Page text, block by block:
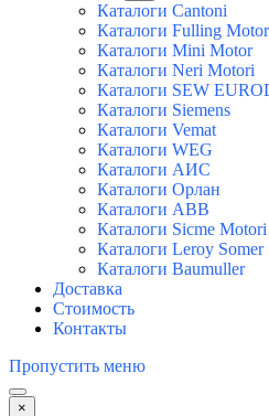
Каталоги Cantoni
Каталоги Fulling Motor
Каталоги Mini Motor
Каталоги Neri Motori
Каталоги SEW
Каталоги Siemens
Каталоги Vemat
Каталоги WEG
Каталоги АИС
Каталоги Орлан
Каталоги ABB
Каталоги Sicme Motori
Каталоги Leroy Somer
Каталоги Baumuller
Доставка
Стоимость
Контакты
Пропустить меню
×